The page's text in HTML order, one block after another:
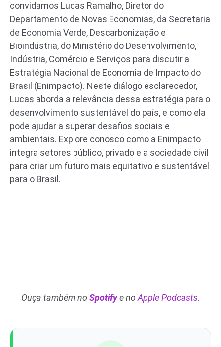
convidamos Lucas Ramalho, Diretor do
Departamento de Novas Economias, da Secretaria
de Economia Verde, Descarbonização e
Bioindústria, do Ministério do Desenvolvimento,
Indústria, Comércio e Serviços para discutir a
Estratégia Nacional de Economia de Impacto do
Brasil (Enimpacto). Neste diálogo esclarecedor,
Lucas aborda a relevância dessa estratégia para o
desenvolvimento sustentável do país, e como ela
pode ajudar a superar desafios sociais e
ambientais. Explore conosco como a Enimpacto
integra setores público, privado e a sociedade civil
para criar um futuro mais equitativo e sustentável
para o Brasil.
Ouça também no Spotifye noApple Podcasts.